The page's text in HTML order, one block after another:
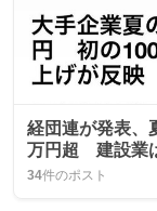
経団連が発表、
万円超 建設業
34件のポスト